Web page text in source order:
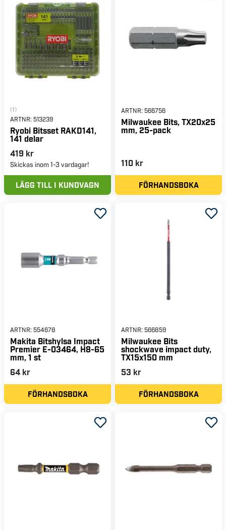
(1)
ARTNR: 513239
Ryobi Bitsset RAKD141,
141 delar
419 kr
Skickas inom 1-3 vardagar!
LÄGG TILL I KUNDVAGN
ARTNR: 566756
Milwaukee Bits, TX20x25
mm, 25-pack
110 kr
FÖRHANDSBOKA
ARTNR: 554678
Makita Bitshylsa Impact
Premier E-03464, H8-65
mm, 1 st
64 kr
FÖRHANDSBOKA
ARTNR: 566859
Milwaukee Bits
shockwave impact duty,
TX15x150 mm
53 kr
FÖRHANDSBOKA